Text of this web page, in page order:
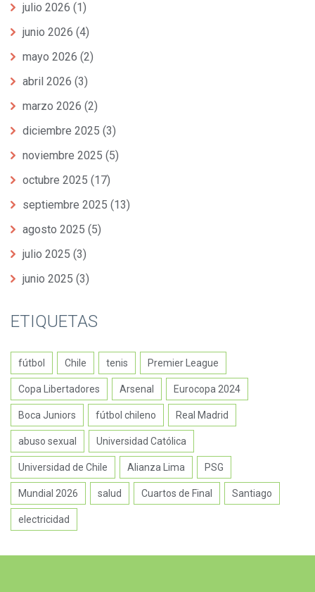
julio 2026 (1)
junio 2026 (4)
mayo 2026 (2)
abril 2026 (3)
marzo 2026 (2)
diciembre 2025 (3)
noviembre 2025 (5)
octubre 2025 (17)
septiembre 2025 (13)
agosto 2025 (5)
julio 2025 (3)
junio 2025 (3)
ETIQUETAS
fútbol Chile tenis Premier League
Copa Libertadores Arsenal Eurocopa 2024
Boca Juniors fútbol chileno Real Madrid
abuso sexual Universidad Católica
Universidad de Chile Alianza Lima PSG
Mundial 2026 salud Cuartos de Final Santiago
electricidad